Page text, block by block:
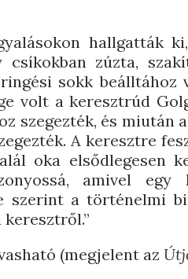
hallgatták
zúzta,
sokk
volt a keresztrúd
szegezték, és miután
A keresztre
oka elsődlegesen
amivel
szerint a történelmi
(megjelent az